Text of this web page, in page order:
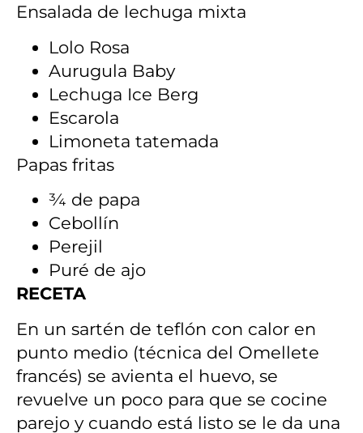
Ensalada de lechuga mixta
Lolo Rosa
Aurugula Baby
Lechuga Ice Berg
Escarola
Limoneta tatemada
Papas fritas
¾ de papa
Cebollín
Perejil
Puré de ajo
RECETA
En un sartén de teflón con calor en
punto medio (técnica del Omellete
francés) se avienta el huevo, se
revuelve un poco para que se cocine
parejo y cuando está listo se le da una